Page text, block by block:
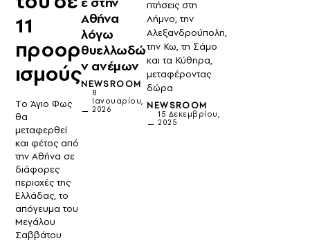
11
προορ
ισμούς
Tο Άγιο Φως
θα
μεταφερθεί
και φέτος από
την Αθήνα σε
διάφορες
περιοχές της
Ελλάδας, το
απόγευμα του
Μεγάλου
Σαββάτου
Αθήνα
λόγω
θυελλωδώ
ν ανέμων
NEWSROOM
8
Ιανουαρίου,
2026
πτήσεις στη
Λήμνο, την
Αλεξανδρούπολη,
την Κω, τη Σάμο
και τα Κύθηρα,
μεταφέροντας
δώρα
NEWSROOM
15 Δεκεμβρίου,
2025